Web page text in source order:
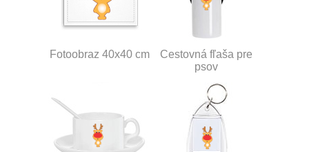
Fotoobraz 40x40 cm
Cestovná fľaša pre
psov